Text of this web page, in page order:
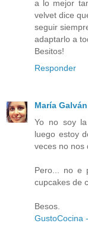
a lo mejor
velvet dice
seguir
adaptarlo a
Besitos!
Responder
María Galván
Yo no soy
luego estoy
veces no nos
Pero... no e
cupcakes de
Besos.
GustoCocina